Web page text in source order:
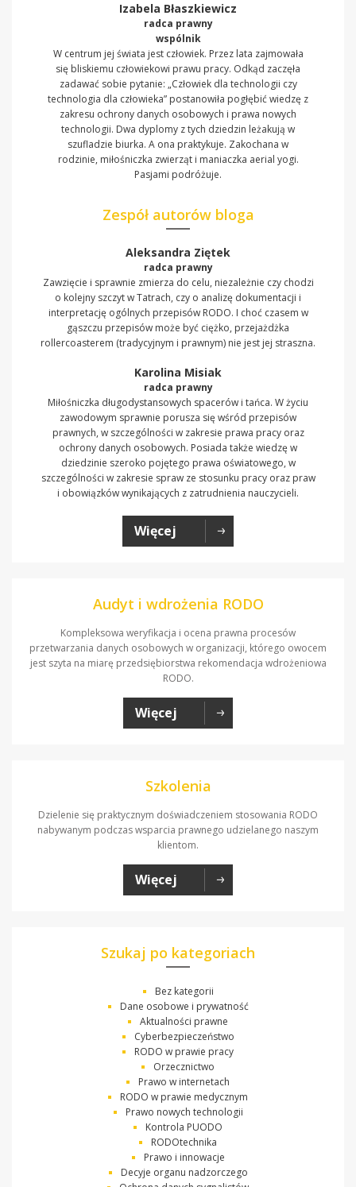
Izabela Błaszkiewicz
radca prawny
wspólnik
W centrum jej świata jest człowiek. Przez lata zajmowała
się bliskiemu człowiekowi prawu pracy. Odkąd zaczęła
zadawać sobie pytanie: „Człowiek dla technologii czy
technologia dla człowieka” postanowiła pogłębić wiedzę z
zakresu ochrony danych osobowych i prawa nowych
technologii. Dwa dyplomy z tych dziedzin leżakują w
szufladzie biurka. A ona praktykuje. Zakochana w
rodzinie, miłośniczka zwierząt i maniaczka aerial yogi.
Pasjami podróżuje.
Zespół autorów bloga
Aleksandra Ziętek
radca prawny
Zawzięcie i sprawnie zmierza do celu, niezależnie czy chodzi
o kolejny szczyt w Tatrach, czy o analizę dokumentacji i
interpretację ogólnych przepisów RODO. I choć czasem w
gąszczu przepisów może być ciężko, przejażdżka
rollercoasterem (tradycyjnym i prawnym) nie jest jej straszna.
Karolina Misiak
radca prawny
Miłośniczka długodystansowych spacerów i tańca. W życiu
zawodowym sprawnie porusza się wśród przepisów
prawnych, w szczególności w zakresie prawa pracy oraz
ochrony danych osobowych. Posiada także wiedzę w
dziedzinie szeroko pojętego prawa oświatowego, w
szczególności w zakresie spraw ze stosunku pracy oraz praw
i obowiązków wynikających z zatrudnienia nauczycieli.
Więcej
Audyt i wdrożenia RODO
Kompleksowa weryfikacja i ocena prawna procesów
przetwarzania danych osobowych w organizacji, którego owocem
jest szyta na miarę przedsiębiorstwa rekomendacja wdrożeniowa
RODO.
Więcej
Szkolenia
Dzielenie się praktycznym doświadczeniem stosowania RODO
nabywanym podczas wsparcia prawnego udzielanego naszym
klientom.
Więcej
Szukaj po kategoriach
Bez kategorii
Dane osobowe i prywatność
Aktualności prawne
Cyberbezpieczeństwo
RODO w prawie pracy
Orzecznictwo
Prawo w internetach
RODO w prawie medycznym
Prawo nowych technologii
Kontrola PUODO
RODOtechnika
Prawo i innowacje
Decyje organu nadzorczego